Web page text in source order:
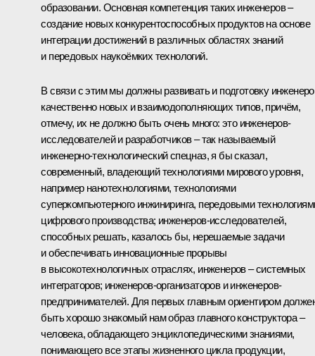
образовании. Основная компетенция таких инженеров –
создание новых конкурентоспособных продуктов на основе
интеграции достижений в различных областях знаний
и передовых наукоёмких технологий.
В связи с этим мы должны развивать и подготовку
качественно новых и взаимодополняющих типов, причём,
отмечу, их не должно быть очень много: это инженеров-
исследователей и разработчиков – так называемый
инженерно-технологический спецназ, я бы сказал,
современный, владеющий технологиями мирового уровня,
например нанотехнологиями, технологиями
суперкомпьютерного инжиниринга, передовыми
цифрового производства; инженеров-исследователей,
способных решать, казалось бы, нерешаемые задачи
и обеспечивать инновационные прорывы
в высокотехнологичных отраслях, инженеров – системных
интеграторов; инженеров-организаторов и инженеров-
предпринимателей. Для первых главным ориентиром
быть хорошо знакомый нам образ главного конструктора –
человека, обладающего энциклопедическими знаниями,
понимающего все этапы жизненного цикла продукции,